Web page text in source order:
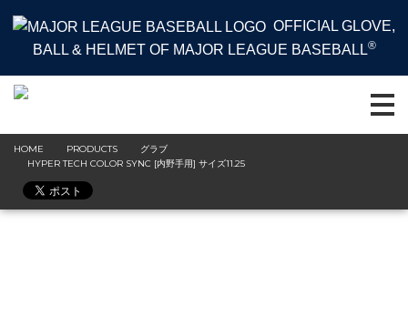
OFFICIAL GLOVE,
BALL & HELMET OF MAJOR LEAGUE BASEBALL®
HOME PRODUCTS
グラブ
HYPER TECH COLOR SYNC [内野手用] サイズ11.25